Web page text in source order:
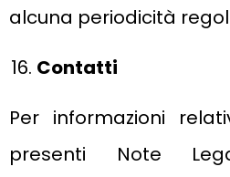
alcuna periodicità
Contatti
Per informazioni
presenti Note